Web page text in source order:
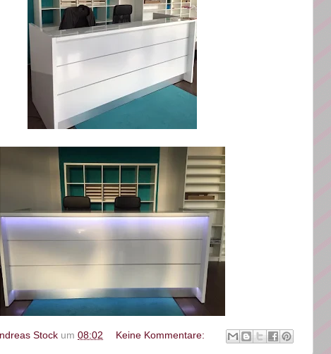
Stock um 08:02 Keine Kommentare: